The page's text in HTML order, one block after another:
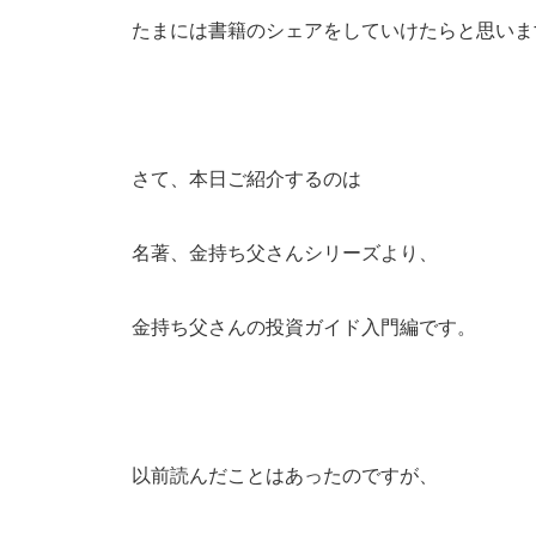
たまには書籍のシェアをしていけたらと思い
さて、本日ご紹介するのは
名著、金持ち父さんシリーズより、
金持ち父さんの投資ガイド入門編です。
以前読んだことはあったのですが、